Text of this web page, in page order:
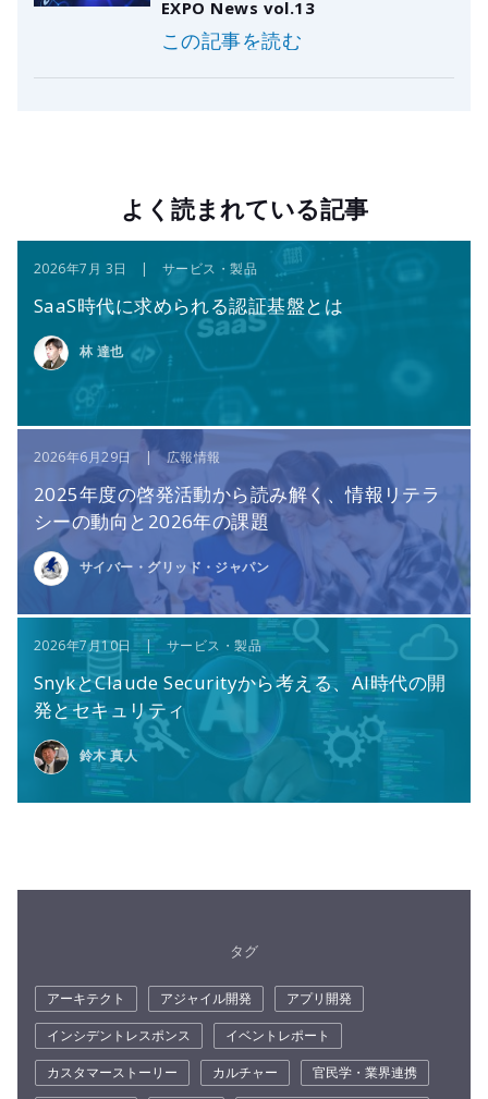
EXPO News vol.13
この記事を読む
よく読まれている記事
2026年7月 3日 | サービス・製品
SaaS時代に求められる認証基盤とは
林 達也
2026年6月29日 | 広報情報
2025年度の啓発活動から読み解く、情報リテラ
シーの動向と2026年の課題
サイバー・グリッド・ジャパン
2026年7月10日 | サービス・製品
SnykとClaude Securityから考える、AI時代の開
発とセキュリティ
鈴木 真人
タグ
アーキテクト アジャイル開発
アプリ開発
インシデントレスポンス
イベントレポート
カスタマーストーリー
カルチャー
官民学・業界連携